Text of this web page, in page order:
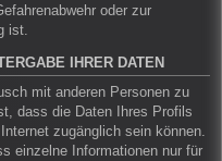
oder zur
ist.
IHRER DATEN
mit anderen Personen zu
dass die Daten Ihres Profils
zugänglich sein können.
einzelne Informationen nur für